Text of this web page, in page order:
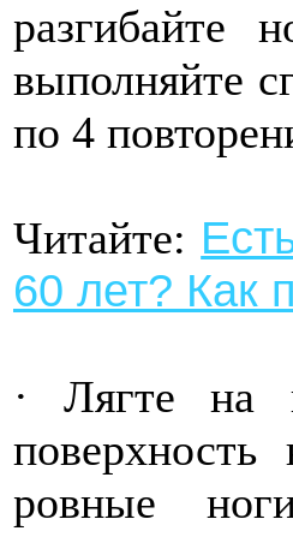
разгибайте
выполняйте
по 4
Читайте:
60 лет? Как
· Лягте на
ровные